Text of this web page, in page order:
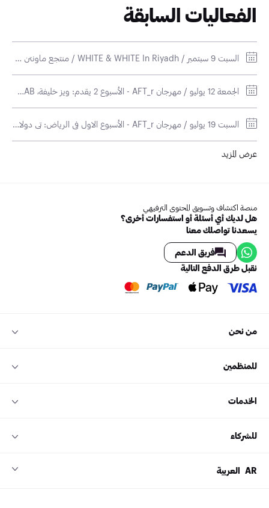
الفعاليات السابقة
السبت 9 سبتمبر / WHITE & WHITE In Riyadh / منتجع ماونتن فيو العماريه
الجمعة 12 يوليو / مهرجان AFT_r - الأسبوع 2 يقدم: ويز خليفة، R3HAB، وNileBoi / مسرح محمد عبده
السبت 19 يوليو / مهرجان AFT_r - الأسبوع الاول في الرياض: تي دولا ساين، سواي لي، لوست فريكونسيز، بايو،و لين / ذا فينيو
عرض المزيد
منصة اكتشاف وتسويق المحتوى الترفيهي
هل لديك أي أسئلة أو استفسارات أخرى؟
يسعدنا تواصلك معنا
فريق الدعم
نقبل طرق الدفع التالية
من نحن
للمنظمين
الخدمات
للشركاء
AR العربية